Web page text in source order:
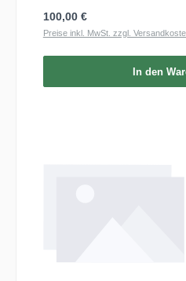
Regulärer Preis:
100,00 €
Preise inkl. MwSt. zzgl.
In den